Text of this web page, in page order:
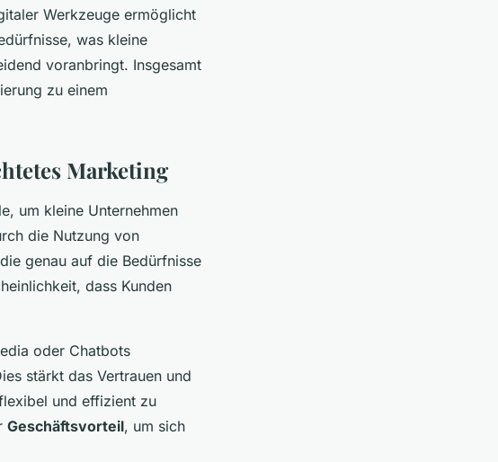
Werkzeuge ermöglicht
was kleine
voranbringt. Insgesamt
zu einem
Marketing
um kleine Unternehmen
die Nutzung von
genau auf die Bedürfnisse
dass Kunden
oder Chatbots
stärkt das Vertrauen und
und effizient zu
Geschäftsvorteil, um sich